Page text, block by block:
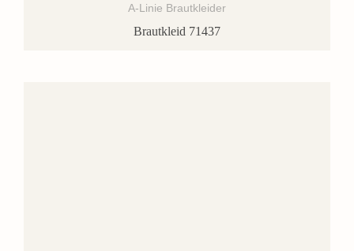
A-Linie Brautkleider
Brautkleid 71437